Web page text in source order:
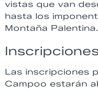
vistas que van
hasta los
Montaña Palentina.
Las inscripciones
Campoo estarán